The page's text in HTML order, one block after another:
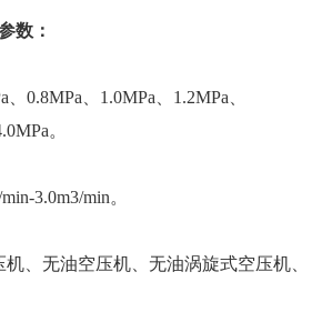
数：
0.8MPa、1.0MPa、1.2MPa、
。
3.0m3/min。
、无油空压机、无油涡旋式空压机、